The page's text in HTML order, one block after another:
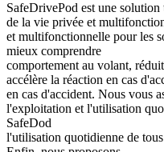
SafeDrivePod est une solution
de la vie privée et
et multifonctionnelle pour les
mieux comprendre
comportement au volant,
accélère la réaction en cas
en cas d'accident. Nous vous
l'exploitation et l'utilisation
SafeDod
l'utilisation quotidienne de